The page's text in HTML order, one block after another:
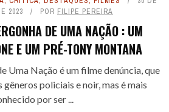
2023
POR FILIPE PEREIRA
DE UMA NAÇÃO : UM
E UM PRÉ-TONY MONTANA
Uma Nação é um filme denúncia, que
policiais e noir, mas é mais
por ser ...